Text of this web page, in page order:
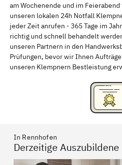
Schweinfurt
Freising
am Wochenende und im
unseren lokalen 24h Notfall
jeder Zeit anrufen - 365 Tage im
richtig und schnell behandelt
unseren Partnern in den
Prüfungen, bevor wir Ihnen
unseren Klempnern Bestleistung
In Rennhofen
Derzeitige Auszubildene